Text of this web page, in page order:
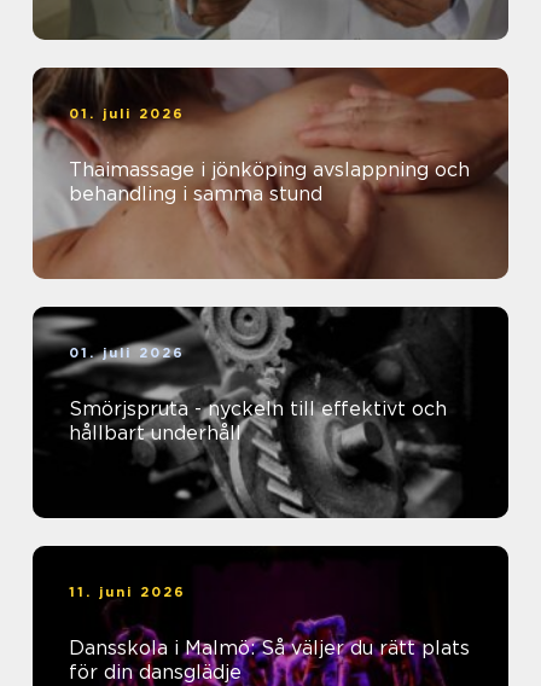
01. juli 2026
Thaimassage i jönköping avslappning och
behandling i samma stund
01. juli 2026
Smörjspruta - nyckeln till effektivt och
hållbart underhåll
11. juni 2026
Dansskola i Malmö: Så väljer du rätt plats
för din dansglädje